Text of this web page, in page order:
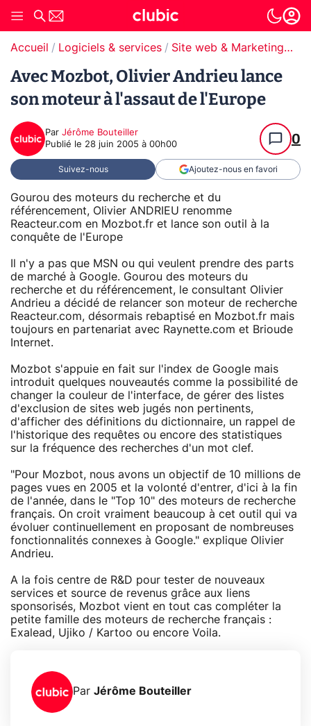
Accueil Logiciels & services Site web & Marketing Digital
Avec Mozbot, Olivier Andrieu lance
son moteur à l'assaut de l'Europe
Par Jérôme Bouteiller
Publié le 28 juin 2005 à 00h00 0
Suivez-nous Ajoutez-nous en favori
Gourou des moteurs du recherche et du
référencement, Olivier ANDRIEU renomme
Reacteur.com en Mozbot.fr et lance son outil à la
conquête de l'Europe
Il n'y a pas que MSN ou qui veulent prendre des parts
de marché à Google. Gourou des moteurs du
recherche et du référencement, le consultant Olivier
Andrieu a décidé de relancer son moteur de recherche
Reacteur.com, désormais rebaptisé en Mozbot.fr mais
toujours en partenariat avec Raynette.com et Brioude
Internet.
Mozbot s'appuie en fait sur l'index de Google mais
introduit quelques nouveautés comme la possibilité de
changer la couleur de l'interface, de gérer des listes
d'exclusion de sites web jugés non pertinents,
d'afficher des définitions du dictionnaire, un rappel de
l'historique des requêtes ou encore des statistiques
sur la fréquence des recherches d'un mot clef.
"Pour Mozbot, nous avons un objectif de 10 millions de
pages vues en 2005 et la volonté d'entrer, d'ici à la fin
de l'année, dans le "Top 10" des moteurs de recherche
français. On croit vraiment beaucoup à cet outil qui va
évoluer continuellement en proposant de nombreuses
fonctionnalités connexes à Google." explique Olivier
Andrieu.
A la fois centre de R&D pour tester de nouveaux
services et source de revenus grâce aux liens
sponsorisés, Mozbot vient en tout cas compléter la
petite famille des moteurs de recherche français :
Exalead, Ujiko / Kartoo ou encore Voila.
Par Jérôme Bouteiller